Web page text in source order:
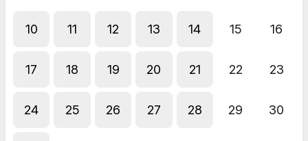
10 11 12 13 14 15 16
17 18 19 20 21 22 23
24 25 26 27 28 29 30